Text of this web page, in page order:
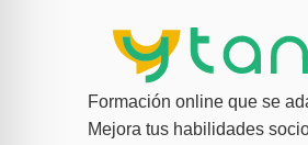
Formación online que se
Mejora tus habilidades